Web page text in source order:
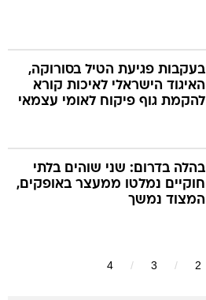
בעקבות פגיעת הטיל בסורוקה,
האיגוד הישראלי לאיכות קורא
להקמת גוף פיקוח לאומי עצמאי
בהלה בדרום: שני שוהים בלתי
חוקיים נמלטו ממעצר באופקים,
המצוד נמשך
2
3
4